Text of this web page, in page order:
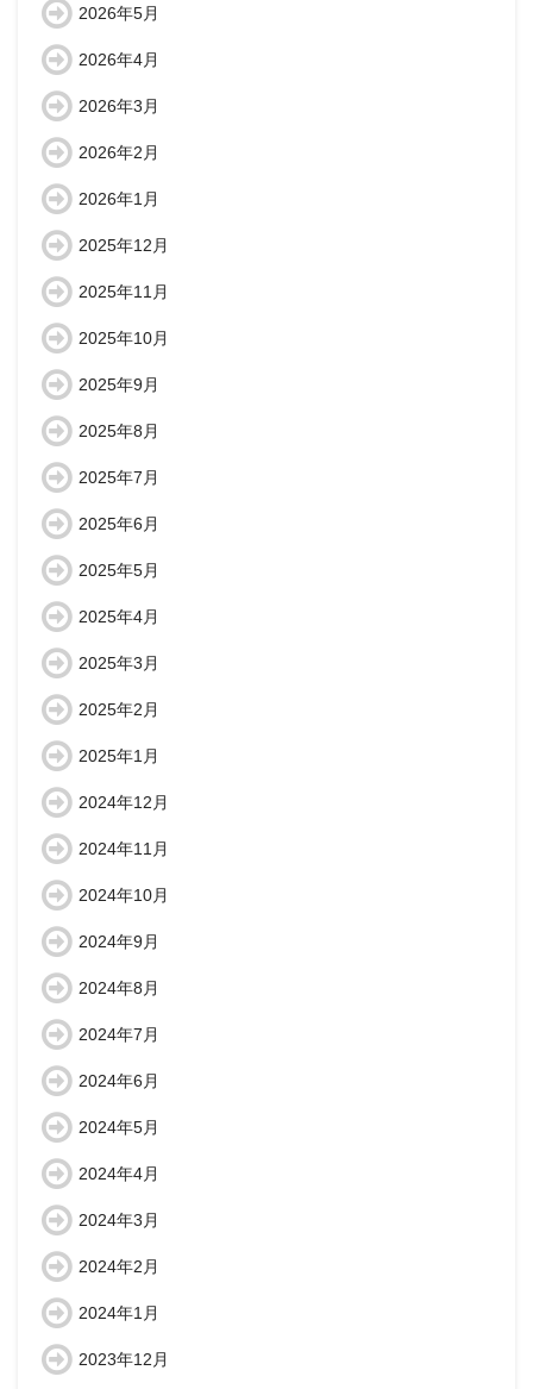
2026年5月
2026年4月
2026年3月
2026年2月
2026年1月
2025年12月
2025年11月
2025年10月
2025年9月
2025年8月
2025年7月
2025年6月
2025年5月
2025年4月
2025年3月
2025年2月
2025年1月
2024年12月
2024年11月
2024年10月
2024年9月
2024年8月
2024年7月
2024年6月
2024年5月
2024年4月
2024年3月
2024年2月
2024年1月
2023年12月